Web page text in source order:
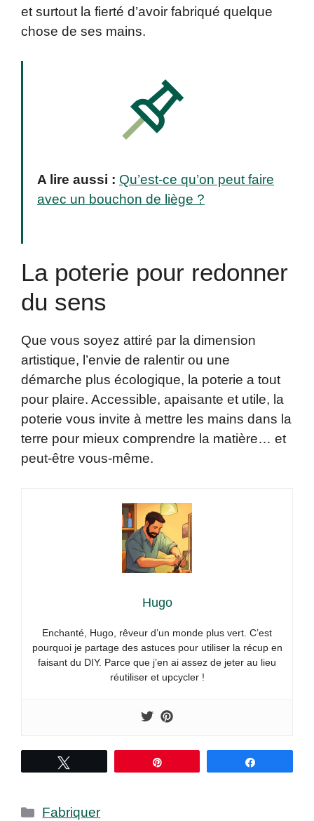
et surtout la fierté d’avoir fabriqué quelque
chose de ses mains.
A lire aussi : Qu’est-ce qu’on peut faire
avec un bouchon de liège ?
La poterie pour redonner
du sens
Que vous soyez attiré par la dimension
artistique, l’envie de ralentir ou une
démarche plus écologique, la poterie a tout
pour plaire. Accessible, apaisante et utile, la
poterie vous invite à mettre les mains dans la
terre pour mieux comprendre la matière… et
peut-être vous-même.
Hugo
Enchanté, Hugo, rêveur d’un monde plus vert. C’est
pourquoi je partage des astuces pour utiliser la récup en
faisant du DIY. Parce que j’en ai assez de jeter au lieu
réutiliser et upcycler !
Catégories
Fabriquer